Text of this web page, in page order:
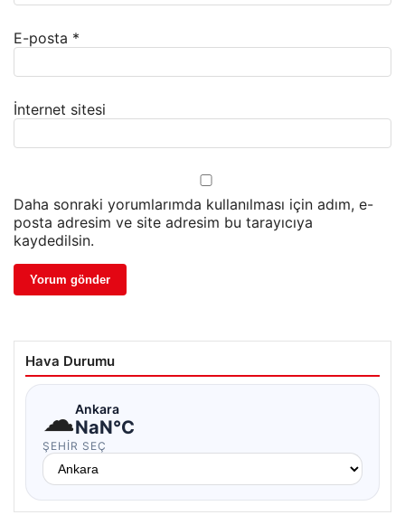
E-posta *
İnternet sitesi
Daha sonraki yorumlarımda kullanılması için adım, e-
posta adresim ve site adresim bu tarayıcıya
kaydedilsin.
Hava Durumu
☁Ankara
NaN°C
ŞEHIR SEÇ